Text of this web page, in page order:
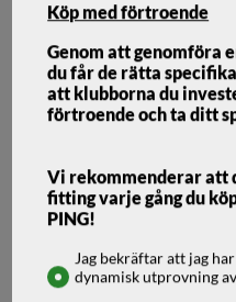
och rekordhöga MOI som
7 999kr
7 399kr
Vårt lägsta pris 1-30 dagar
Köp med förtroende
Genom att genomföra
du får de rätta
att klubborna du
förtroende och ta ditt
Vi rekommenderar att
fitting varje gång du
PING!
Jag bekräftar att jag
dynamisk utprovning